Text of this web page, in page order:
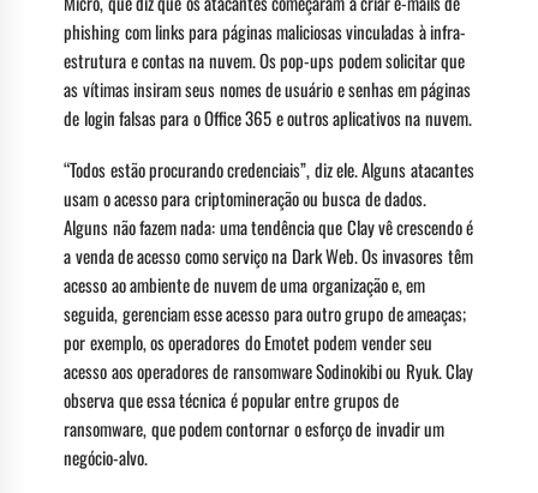
phishing com links para páginas maliciosas vinculadas à infra-
estrutura e contas na nuvem. Os pop-ups podem solicitar que
as vítimas insiram seus nomes de usuário e senhas em páginas
de login falsas para o Office 365 e outros aplicativos na nuvem.
“Todos estão procurando credenciais”, diz ele. Alguns atacantes
usam o acesso para criptomineração ou busca de dados.
Alguns não fazem nada: uma tendência que Clay vê crescendo é
a venda de acesso como serviço na Dark Web. Os invasores têm
acesso ao ambiente de nuvem de uma organização e, em
seguida, gerenciam esse acesso para outro grupo de ameaças;
por exemplo, os operadores do Emotet podem vender seu
acesso aos operadores de ransomware Sodinokibi ou Ryuk. Clay
observa que essa técnica é popular entre grupos de
ransomware, que podem contornar o esforço de invadir um
negócio-alvo.